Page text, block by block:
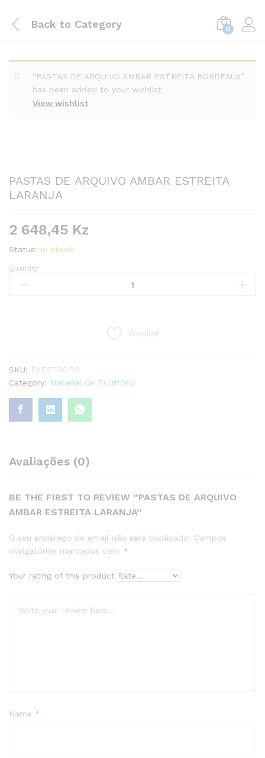
Back to Category 0
View wishlist
“PASTAS DE ARQUIVO AMBAR ESTREITA BORDEAUX”
has been added to your wishlist
PASTAS DE ARQUIVO AMBAR ESTREITA
LARANJA
2 648,45 Kz
Status: In stock
PASTAS
Quantity:
Wishlist
SKU: PAESTRORG
Category: Material de Escritório
Avaliações (0)
BE THE FIRST TO REVIEW “PASTAS DE ARQUIVO
AMBAR ESTREITA LARANJA”
O seu endereço de email não será publicado. Campos
obrigatórios marcados com *
Your rating of this product
Name *